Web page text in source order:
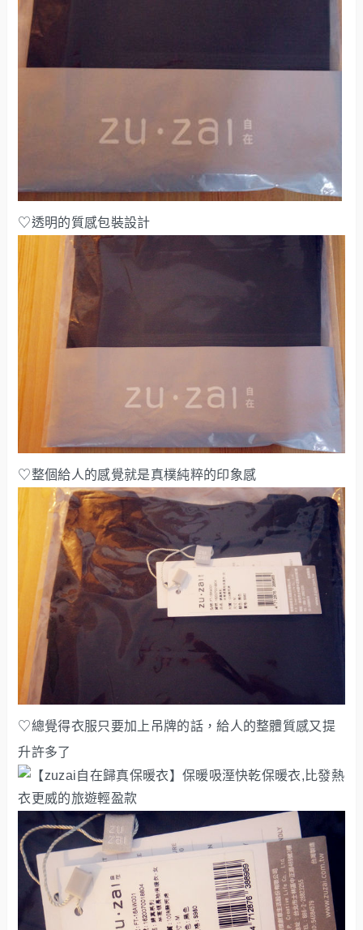
♡透明的質感包裝設計
♡整個給人的感覺就是真樸純粹的印象感
♡總覺得衣服只要加上吊牌的話，給人的整體質感又提
升許多了